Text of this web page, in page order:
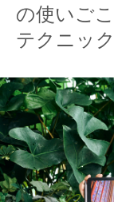
の使いご
テクニック